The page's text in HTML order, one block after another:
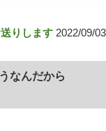
りします 2022/09/
なんだから